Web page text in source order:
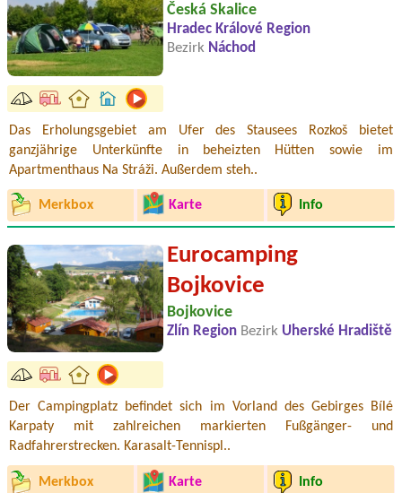
Česká Skalice
Hradec Králové Region
Bezirk Náchod
Das Erholungsgebiet am Ufer des Stausees Rozkoš bietet
ganzjährige Unterkünfte in beheizten Hütten sowie im
Apartmenthaus Na Stráži. Außerdem steh..
Merkbox Karte Info
Eurocamping
Bojkovice
Bojkovice
Zlín Region Bezirk Uherské Hradiště
Der Campingplatz befindet sich im Vorland des Gebirges Bílé
Karpaty mit zahlreichen markierten Fußgänger- und
Radfahrerstrecken. Karasalt-Tennispl..
Merkbox Karte Info